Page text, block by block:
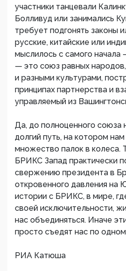
участники танцевали
Болливуд или занимались
требует подгонять законы
русские, китайские или
мыслилось с самого начала
— это союз равных
и разными культурами,
принципах партнерства и
управляемый из
Да, до полноценного союза
долгий путь, на котором
множество палок в колеса.
БРИКС Запад практически
свержению президента в
откровенного давления на
истории с БРИКС, в мире,
своей исключительности,
нас объединяться. Иначе
просто съедят нас по
РИА Катюша